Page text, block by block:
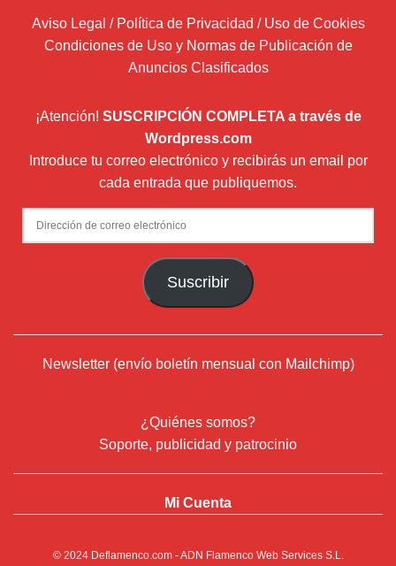
Aviso Legal / Política de Privacidad / Uso de Cookies
Condiciones de Uso y Normas de Publicación de
Anuncios Clasificados
¡Atención! SUSCRIPCIÓN COMPLETA a través de
Wordpress.com
Introduce tu correo electrónico y recibirás un email por
cada entrada que publiquemos.
Dirección
de
Suscribir
Newsletter (envío boletín mensual con Mailchimp)
¿Quiénes somos?
Soporte, publicidad y patrocinio
Mi Cuenta
© 2024 Deflamenco.com- ADN Flamenco Web Services S.L.